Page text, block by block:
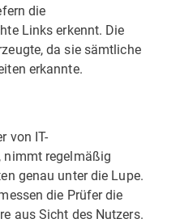
die
Links erkennt. Die
da sie sämtliche
erkannte.
von IT-
nimmt regelmäßig
genau unter die Lupe.
die Prüfer die
aus Sicht des Nutzers.